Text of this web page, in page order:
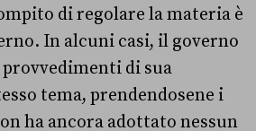
di regolare la materia è
In alcuni casi, il governo
di sua
tema, prendendosene i
ha ancora adottato nessun